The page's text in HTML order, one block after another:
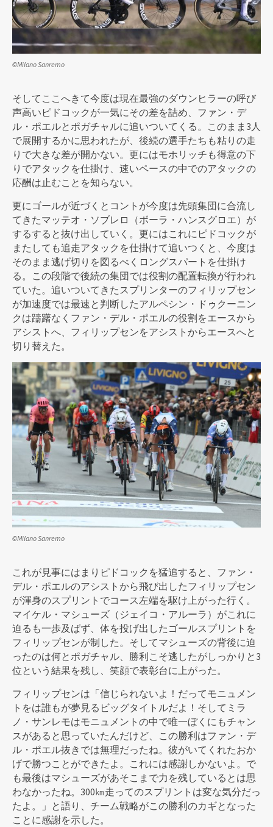
©Milano Sanremo
そしてここへきて今度は現在最強のダウンヒラーの呼び
声高いピドコックが一気にその差を詰め、ファン・デ
ル・ポエルとポガチャルに追いついてくる。このまま3人
で展開するかに思われたが、後続の選手たちも粘りの走
りで大きな差が開かない。更にはモホリッチも得意の下
りでアタックを仕掛け、速いペースの中でのアタックの
応酬は止むことを知らない。
更にゴールが近づくとコントが今度は先頭集団に合流し
てきたマッテオ・ソブレロ（ボーラ・ハンスグロエ）が
するすると抜け出していく。更にはこれにピドコックが
またしても追走アタックを仕掛けて追いつくと、今度は
そのまま逃げ切りを図るべくロングスパートを仕掛け
る。この段階で後続の集団では役割の配置転換が行われ
ていた。追いついてきたスプリンターのフィリップセン
が加速度では最速と判断したアルペシン・ドゥクーニン
クは躊躇なくファン・デル・ポエルの役割をエースから
アシストへ、フィリップセンをアシストからエースへと
切り替えた。
©Milano Sanremo
これが見事にはまりピドコックを猛追すると、ファン・
デル・ポエルのアシストから飛び出したフィリップセン
が渾身のスプリントでコース左端を駆け上がった行く。
マイケル・マシューズ（ジェイコ・アルーラ）がこれに
迫るも一歩及ばず、体を投げ出したゴールスプリントを
フィリップセンが制した。そしてマシューズの背後に迫
ったのは何とポガチャル、勝利こそ逃したがしっかりと3
位という結果を残し、笑顔で表彰台に上がった。
フィリップセンは「信じられないよ！だってモニュメン
トをは誰もが夢見るビッグタイトルだよ！そしてミラ
ノ・サンレモはモニュメントの中で唯一ぼくにもチャン
スがあると思っていたんだけど、この勝利はファン・デ
ル・ポエル抜きでは無理だったね。彼がいてくれたおか
げで勝つことができたよ。これには感謝しかないよ。で
も最後はマシューズがあそこまで力を残しているとは思
わなかったね。300㎞走ってのスプリントは変な気分だっ
たよ。」と語り、チーム戦略がこの勝利のカギとなった
ことに感謝を示した。